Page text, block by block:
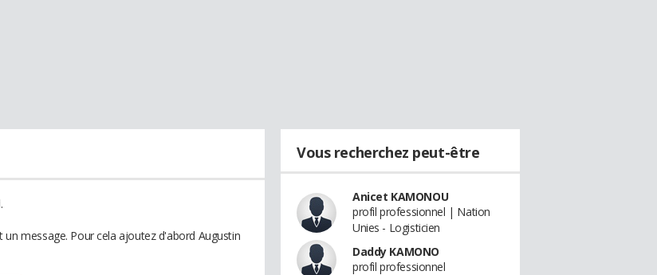
message. Pour cela ajoutez d'abord Augustin
Vous recherchez peut-être
Anicet KAMONOU
profil professionnel | Nation
Unies - Logisticien
Daddy KAMONO
profil professionnel